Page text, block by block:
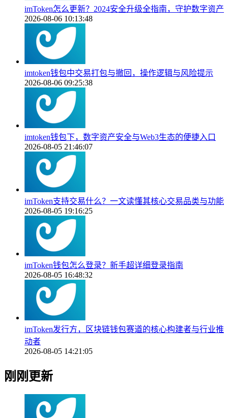
imToken怎么更新？2024安全升级全指南，守护数字资产
2026-08-06 10:13:48
imtoken钱包中交易打包与撤回，操作逻辑与风险提示
2026-08-06 09:25:38
imtoken钱包下，数字资产安全与Web3生态的便捷入口
2026-08-05 21:46:07
imToken支持交易什么？一文读懂其核心交易品类与功能
2026-08-05 19:16:25
imToken钱包怎么登录？新手超详细登录指南
2026-08-05 16:48:32
imToken发行方，区块链钱包赛道的核心构建者与行业推
动者
2026-08-05 14:21:05
刚刚更新